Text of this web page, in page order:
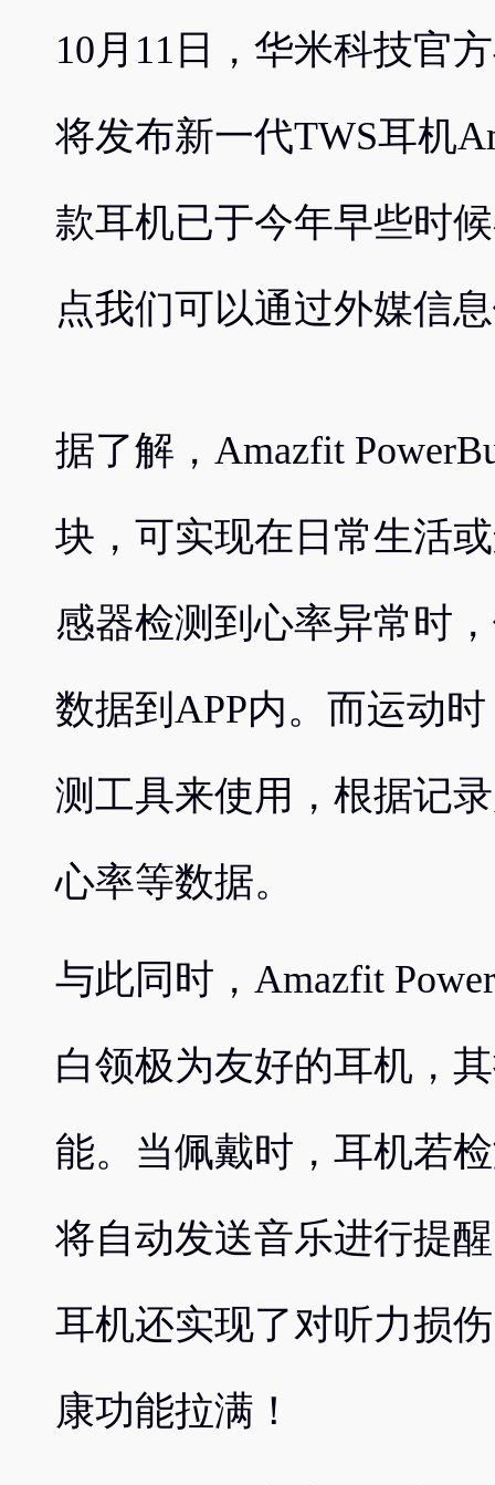
10月11日，华米科技官
将发布新一代TWS耳机
款耳机已于今年早些时
点我们可以通过外媒信
据了解，Amazfit
块，可实现在日常生活
感器检测到心率异常时
数据到APP内。而运动
测工具来使用，根据记
心率等数据。
与此同时，Amazfit
白领极为友好的耳机，
能。当佩戴时，耳机若
将自动发送音乐进行提
耳机还实现了对听力损
康功能拉满！